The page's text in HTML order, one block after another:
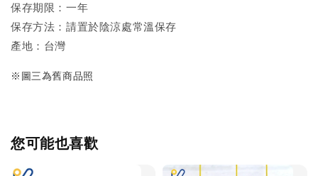
保存期限：一年
保存方法：請置於陰涼處常溫保存
產地：台灣
※圖三為舊商品照
您可能也喜歡